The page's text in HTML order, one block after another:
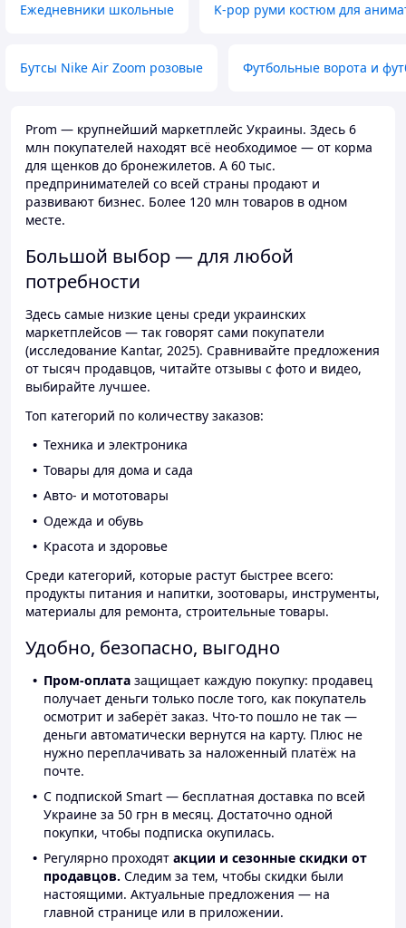
Ежедневники школьные K-pop руми костюм для
Бутсы Nike Air Zoom розовые Футбольные ворота и
Prom — крупнейший маркетплейс Украины. Здесь 6
млн покупателей находят всё необходимое — от корма
для щенков до бронежилетов. А 60 тыс.
предпринимателей со всей страны продают и
развивают бизнес. Более 120 млн товаров в одном
месте.
Большой выбор — для любой
потребности
Здесь самые низкие цены среди украинских
маркетплейсов — так говорят сами покупатели
(исследование Kantar, 2025). Сравнивайте предложения
от тысяч продавцов, читайте отзывы с фото и видео,
выбирайте лучшее.
Топ категорий по количеству заказов:
Техника и электроника
Товары для дома и сада
Авто- и мототовары
Одежда и обувь
Красота и здоровье
Среди категорий, которые растут быстрее всего:
продукты питания и напитки, зоотовары, инструменты,
материалы для ремонта, строительные товары.
Удобно, безопасно, выгодно
Пром-оплата защищает каждую покупку: продавец
получает деньги только после того, как покупатель
осмотрит и заберёт заказ. Что-то пошло не так —
деньги автоматически вернутся на карту. Плюс не
нужно переплачивать за наложенный платёж на
почте.
С подпиской Smart — бесплатная доставка по всей
Украине за 50 грн в месяц. Достаточно одной
покупки, чтобы подписка окупилась.
Регулярно проходят акции и сезонные скидки от
продавцов. Следим за тем, чтобы скидки были
настоящими. Актуальные предложения — на
главной странице или в приложении.